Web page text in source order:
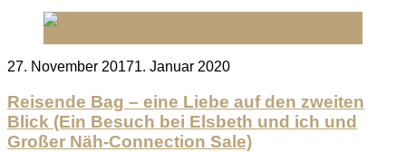
Posted
27. November 20171. Januar 2020
Reisende Bag – eine Liebe auf den zweiten
Blick (Ein Besuch bei Elsbeth und ich und
Großer Näh-Connection Sale)